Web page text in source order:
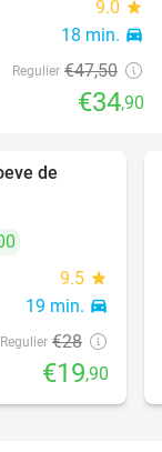
9.0 star
18 min. directions_car
Regulier €47,50
€34,90
de
9.5 star
19 min. directions_car
Regulier €28
€19,90